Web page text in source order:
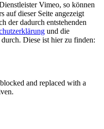
Vimeo, so können
auf dieser Seite angezeigt
der dadurch entstehenden
und die
Diese ist hier zu finden:
and replaced with a